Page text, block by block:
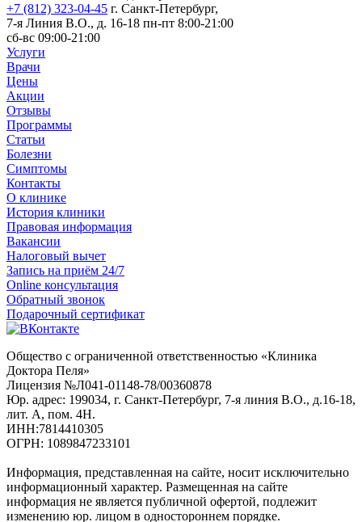
+7 (812) 323-04-45 г. Санкт-Петербург,
7-я Линия В.О., д. 16-18 пн-пт 8:00-21:00
сб-вс 09:00-21:00
Услуги
Врачи
Цены
Акции
Отзывы
Программы
Статьи
Болезни
Симптомы
Контакты
О клинике
История клиники
Правовая информация
Вакансии
Налоговый вычет
Запись на приём 24/7
Online консультация
Обратный звонок
Подарочный сертификат
Общество с ограниченной ответственностью «Клиника
Доктора Пеля»
Лицензия №Л041-01148-78/00360878
Юр. адрес: 199034, г. Санкт-Петербург, 7-я линия В.О., д.16-18,
лит. А, пом. 4Н.
ИНН:7814410305
ОГРН: 1089847233101
Информация, представленная на сайте, носит исключительно
информационный характер. Размещенная на сайте
информация не является публичной офертой, подлежит
изменению юр. лицом в одностороннем порядке.